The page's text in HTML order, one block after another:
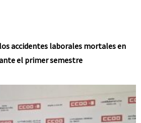
accidentes laborales mortales en
el primer semestre